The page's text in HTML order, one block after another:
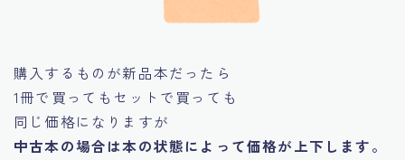
購入するものが新品本だったら
1冊で買ってもセットで買っても
同じ価格になりますが
中古本の場合は本の状態によって価格が上下します。